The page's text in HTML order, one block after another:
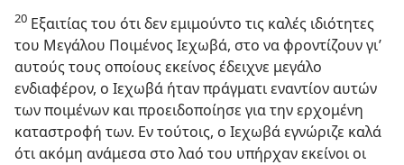
20 Εξαιτίας του ότι δεν εμιμούντο τις καλές ιδιότητες
του Μεγάλου Ποιμένος Ιεχωβά, στο να φροντίζουν γι’
αυτούς τους οποίους εκείνος έδειχνε μεγάλο
ενδιαφέρον, ο Ιεχωβά ήταν πράγματι εναντίον αυτών
των ποιμένων και προειδοποίησε για την ερχομένη
καταστροφή των. Εν τούτοις, ο Ιεχωβά εγνώριζε καλά
ότι ακόμη ανάμεσα στο λαό του υπήρχαν εκείνοι οι